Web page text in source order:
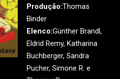
Produção:Thomas
Binder
Elenco:Günther Brandl,
Eldrid Remy, Katharina
Buchberger, Sandra
Pucher, Simone R. e